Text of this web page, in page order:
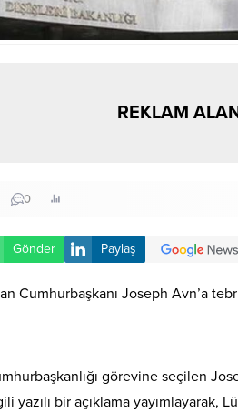
REKLAM
0
Gönder Paylaş
görevine seçilen
bir açıklama yayımlayarak,